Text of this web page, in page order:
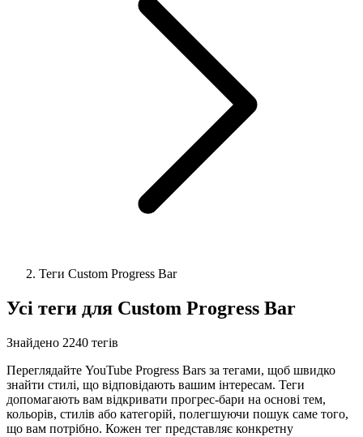
Теги Custom Progress Bar
Усі теги для Custom Progress Bar
Знайдено 2240 тегів
Переглядайте YouTube Progress Bars за тегами, щоб швидко
знайти стилі, що відповідають вашим інтересам. Теги
допомагають вам відкривати прогрес-бари на основі тем,
кольорів, стилів або категорій, полегшуючи пошук саме того,
що вам потрібно. Кожен тег представляє конкретну